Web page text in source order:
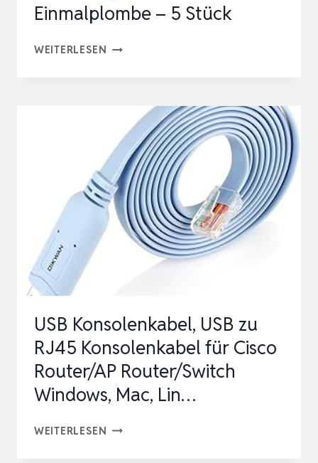
Einmalplombe – 5 Stück
WEITERLESEN KRUSE
KABELLÄNGE
300
MM
–
EINMALPLOMBE
USB Konsolenkabel, USB zu
RJ45 Konsolenkabel für Cisco
Router/AP Router/Switch
Windows, Mac, Lin…
WEITERLESEN USB